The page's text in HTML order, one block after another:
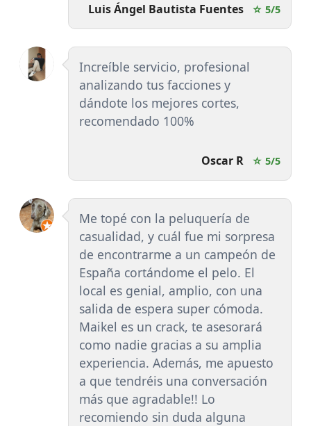
Luis Ángel Bautista Fuentes ☆ 5/5
Increíble servicio, profesional
analizando tus facciones y
dándote los mejores cortes,
recomendado 100%
Oscar R ☆ 5/5
Me topé con la peluquería de
casualidad, y cuál fue mi sorpresa
de encontrarme a un campeón de
España cortándome el pelo. El
local es genial, amplio, con una
salida de espera super cómoda.
Maikel es un crack, te asesorará
como nadie gracias a su amplia
experiencia. Además, me apuesto
a que tendréis una conversación
más que agradable!! Lo
recomiendo sin duda alguna